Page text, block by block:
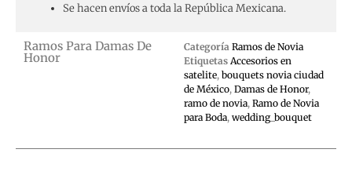
Se hacen envíos a toda la República Mexicana.
Ramos Para Damas De
Honor
Categoría Ramos de Novia
Etiquetas Accesorios en
satelite, bouquets novia ciudad
de México, Damas de Honor,
ramo de novia, Ramo de Novia
para Boda, wedding_bouquet